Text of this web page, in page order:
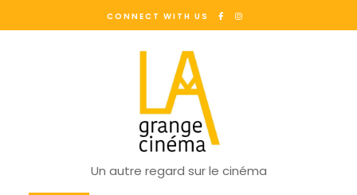
CONNECT WITH US
Un autre regard sur le cinéma